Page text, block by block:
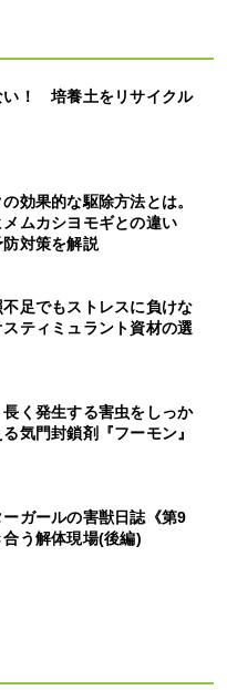
い！ 培養土をリサイクル
効果的な駆除方法とは。
ムカシヨモギとの違い
対策を解説
足でもストレスに負けな
ティミュラント資材の選
く発生する害虫をしっか
気門封鎖剤『フーモン』
ーガールの害獣日誌《第9
う解体現場(後編)